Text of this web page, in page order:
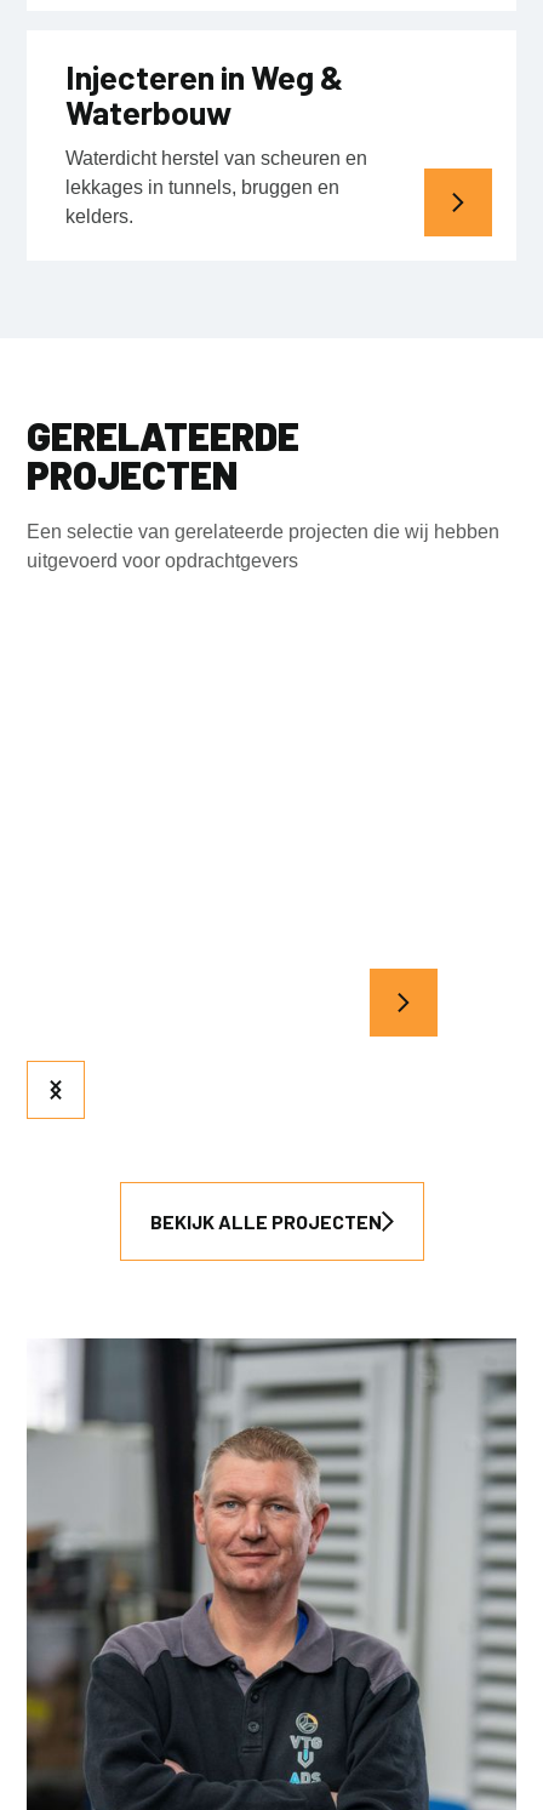
Injecteren in Weg &
Waterbouw
Waterdicht herstel van scheuren en
lekkages in tunnels, bruggen en
kelders.
GERELATEERDE
PROJECTEN
Een selectie van gerelateerde projecten die wij hebben
uitgevoerd voor opdrachtgevers
BEKIJK ALLE PROJECTEN